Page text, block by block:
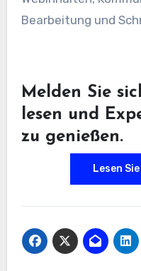
Bearbeitung und
Melden Sie
lesen und
zu genießen.
Lesen